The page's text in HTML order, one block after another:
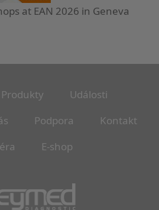
at EAN 2026 in Geneva
Produkty
Události
Podpora
Kontakt
E-shop